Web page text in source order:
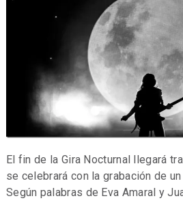
El fin de la Gira Nocturnal llegará
se celebrará con la grabación de
Según palabras de Eva Amaral y